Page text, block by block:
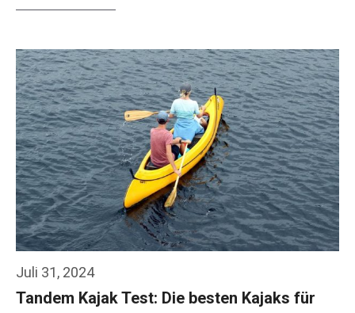
Juli 31, 2024
Tandem Kajak Test: Die besten Kajaks für